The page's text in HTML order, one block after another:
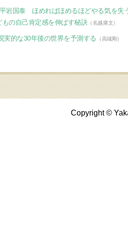
平岩国泰 ほめればほめるほどやる気を失
の自己肯定感を伸ばす秘訣（名越康文）
実的な30年後の世界を予測する （高城剛）
Copyright ©